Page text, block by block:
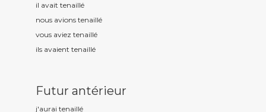
il avait tenaillé
nous avions tenaillé
vous aviez tenaillé
ils avaient tenaillé
Futur antérieur
j'aurai tenaillé